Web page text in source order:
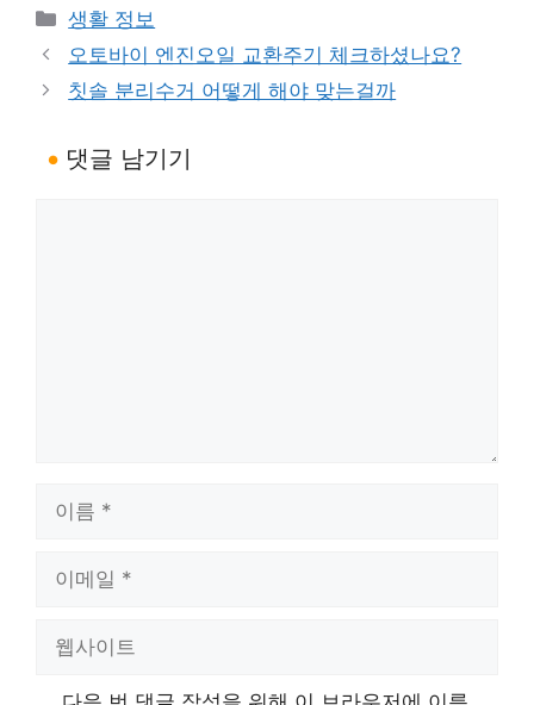
카
테
리
생활 정보
오토바이 엔진오일 교환주기 체크하셨나요?
칫솔 분리수거 어떻게 해야 맞는걸까
댓글 남기기